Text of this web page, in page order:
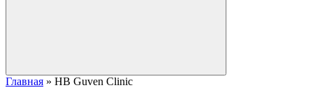
Главная » HB Guven Clinic